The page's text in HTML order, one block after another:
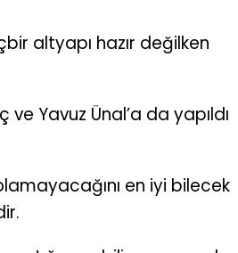
altyapı hazır değilken
Yavuz Ünal’a da yapıldı
en iyi bilecek